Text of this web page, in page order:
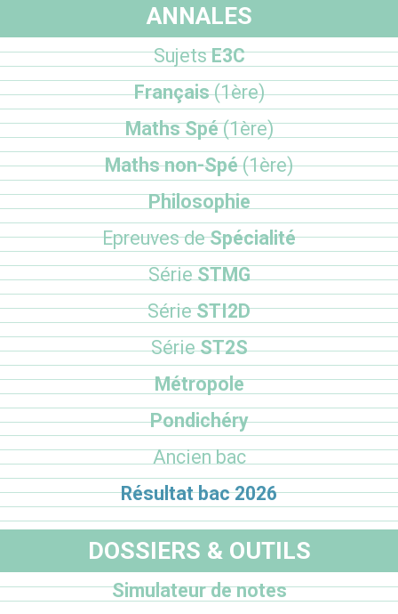
ANNALES
SujetsE3C
Français(1ère)
Maths Spé(1ère)
Maths non-Spé(1ère)
Philosophie
Epreuves deSpécialité
SérieSTMG
SérieSTI2D
SérieST2S
Métropole
Pondichéry
Ancien bac
Résultat bac 2026
DOSSIERS & OUTILS
Simulateur de notes